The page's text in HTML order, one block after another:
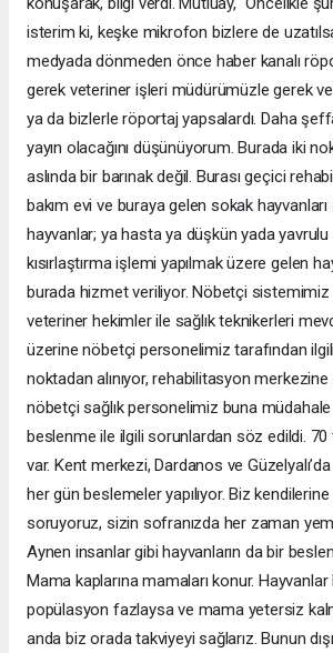
isterim ki, keşke mikrofon bizlere de
medyada dönmeden önce haber kanalı
gerek veteriner işleri müdürümüzle gerek
ya da bizlerle röportaj yapsalardı. Daha
yayın olacağını düşünüyorum. Burada iki
aslında bir barınak değil. Burası geçici
bakım evi ve buraya gelen sokak
hayvanlar; ya hasta ya düşkün yada
kısırlaştırma işlemi yapılmak üzere gelen
burada hizmet veriliyor. Nöbetçi sistemimiz
veteriner hekimler ile sağlık teknikerleri
üzerine nöbetçi personelimiz tarafından
noktadan alınıyor, rehabilitasyon
nöbetçi sağlık personelimiz buna
beslenme ile ilgili sorunlardan söz edildi. 70
var. Kent merkezi, Dardanos ve
her gün beslemeler yapılıyor. Biz
soruyoruz, sizin sofranızda her zaman
Aynen insanlar gibi hayvanların da bir
Mama kaplarına mamaları konur.
popülasyon fazlaysa ve mama yetersiz
anda biz orada takviyeyi sağlarız. Bunun